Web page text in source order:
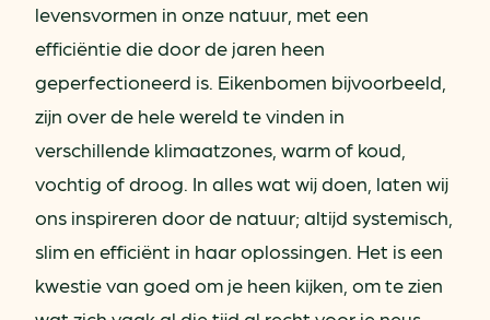
levensvormen in onze natuur, met een
efficiëntie die door de jaren heen
geperfectioneerd is. Eikenbomen bijvoorbeeld,
zijn over de hele wereld te vinden in
verschillende klimaatzones, warm of koud,
vochtig of droog. In alles wat wij doen, laten wij
ons inspireren door de natuur; altijd systemisch,
slim en efficiënt in haar oplossingen. Het is een
kwestie van goed om je heen kijken, om te zien